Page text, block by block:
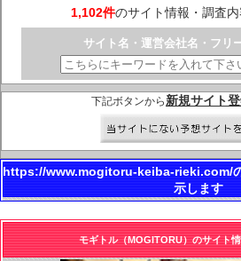
1,102件のサイト情報・調査
サイト名・運営会社名・フリ
下記ボタンから 新規サイト
https://www.mogitoru-keiba-rieki.com/
示します
モギトル（MOGITORU）のサイト